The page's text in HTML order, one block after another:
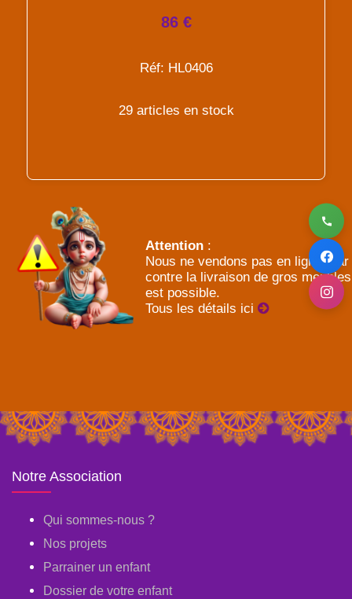
86 €
Réf: HL0406
29 articles en stock
Attention :
Nous ne vendons pas en ligne, par
contre la livraison de gros meubles
est possible.
Tous les détails ici
Notre Association
Qui sommes-nous ?
Nos projets
Parrainer un enfant
Dossier de votre enfant